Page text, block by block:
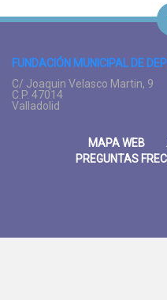
FUNDACIÓN MUNICIPAL DE
C/ Joaquin Velasco Martin, 9
C.P. 47014
Valladolid
MAPA WEB
PREGUNTAS